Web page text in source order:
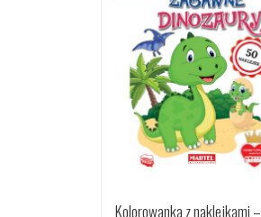
Kolorowanka z naklejkami –